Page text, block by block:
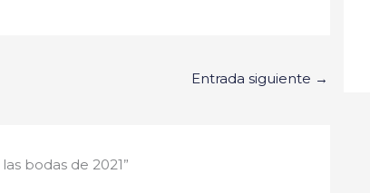
Entrada siguiente →
bodas de 2021”